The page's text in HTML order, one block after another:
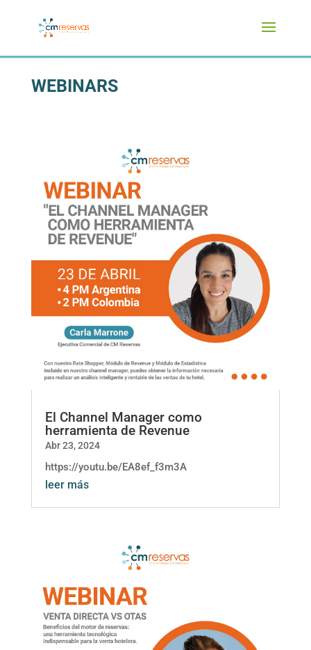
WEBINARS
El Channel Manager como
herramienta de Revenue
Abr 23, 2024
https://youtu.be/EA8ef_f3m3A
leer más